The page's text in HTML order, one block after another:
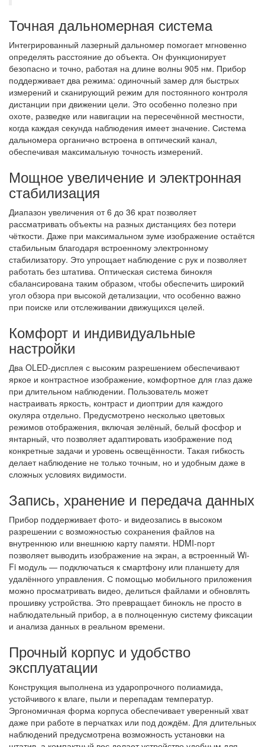
Точная дальномерная система
Интегрированный лазерный дальномер помогает мгновенно
определять расстояние до объекта. Он функционирует
безопасно и точно, работая на длине волны 905 нм. Прибор
поддерживает два режима: одиночный замер для быстрых
измерений и сканирующий режим для постоянного контроля
дистанции при движении цели. Это особенно полезно при
охоте, разведке или навигации на пересечённой местности,
когда каждая секунда наблюдения имеет значение. Система
дальномера органично встроена в оптический канал,
обеспечивая максимальную точность измерений.
Мощное увеличение и электронная
стабилизация
Диапазон увеличения от 6 до 36 крат позволяет
рассматривать объекты на разных дистанциях без потери
чёткости. Даже при максимальном зуме изображение остаётся
стабильным благодаря встроенному электронному
стабилизатору. Это упрощает наблюдение с рук и позволяет
работать без штатива. Оптическая система бинокля
сбалансирована таким образом, чтобы обеспечить широкий
угол обзора при высокой детализации, что особенно важно
при поиске или отслеживании движущихся целей.
Комфорт и индивидуальные
настройки
Два OLED-дисплея с высоким разрешением обеспечивают
яркое и контрастное изображение, комфортное для глаз даже
при длительном наблюдении. Пользователь может
настраивать яркость, контраст и диоптрии для каждого
окуляра отдельно. Предусмотрено несколько цветовых
режимов отображения, включая зелёный, белый фосфор и
янтарный, что позволяет адаптировать изображение под
конкретные задачи и уровень освещённости. Такая гибкость
делает наблюдение не только точным, но и удобным даже в
сложных условиях видимости.
Запись, хранение и передача данных
Прибор поддерживает фото- и видеозапись в высоком
разрешении с возможностью сохранения файлов на
внутреннюю или внешнюю карту памяти. HDMI-порт
позволяет выводить изображение на экран, а встроенный Wi-
Fi модуль — подключаться к смартфону или планшету для
удалённого управления. С помощью мобильного приложения
можно просматривать видео, делиться файлами и обновлять
прошивку устройства. Это превращает бинокль не просто в
наблюдательный прибор, а в полноценную систему фиксации
и анализа данных в реальном времени.
Прочный корпус и удобство
эксплуатации
Конструкция выполнена из ударопрочного полиамида,
устойчивого к влаге, пыли и перепадам температур.
Эргономичная форма корпуса обеспечивает уверенный хват
даже при работе в перчатках или под дождём. Для длительных
наблюдений предусмотрена возможность установки на